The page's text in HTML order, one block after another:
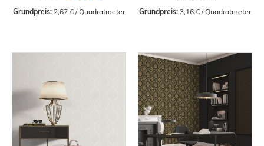
Grundpreis: 2,67 € / Quadratmeter Grundpreis: 3,16 € / Quadratmeter